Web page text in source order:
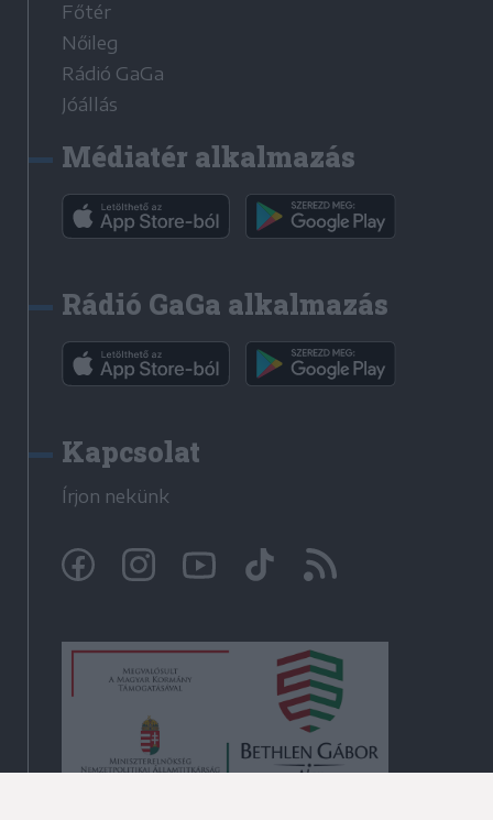
Főtér
Nőileg
Rádió GaGa
Jóállás
Médiatér alkalmazás
Rádió GaGa alkalmazás
Kapcsolat
Írjon nekünk